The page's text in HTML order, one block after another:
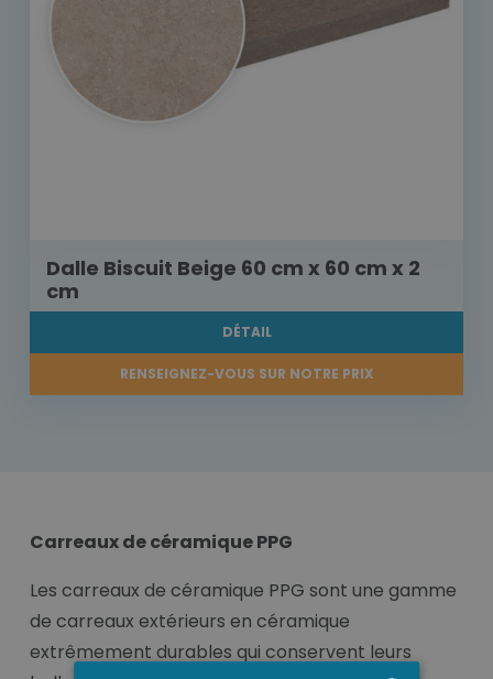
Dalle Biscuit Beige 60 cm x 60 cm x 2
cm
DÉTAIL
RENSEIGNEZ-VOUS SUR NOTRE PRIX
Carreaux de céramique PPG
Les carreaux de céramique PPG sont une gamme
de carreaux extérieurs en céramique
extrêmement durables qui conservent leurs